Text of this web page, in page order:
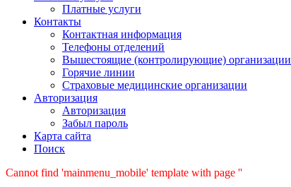
Платные услуги
Контакты
Контактная информация
Телефоны отделений
Вышестоящие (контролирующие) организации
Горячие линии
Страховые медицинские организации
Авторизация
Авторизация
Забыл пароль
Карта сайта
Поиск
Cannot find 'mainmenu_mobile' template with page ''